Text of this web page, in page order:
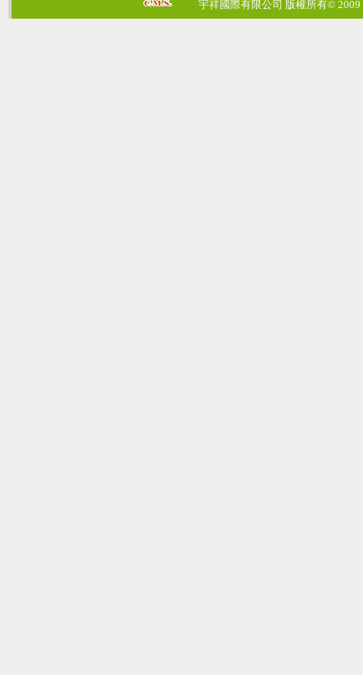
宇祥國際有限公司 版權所有© 2009